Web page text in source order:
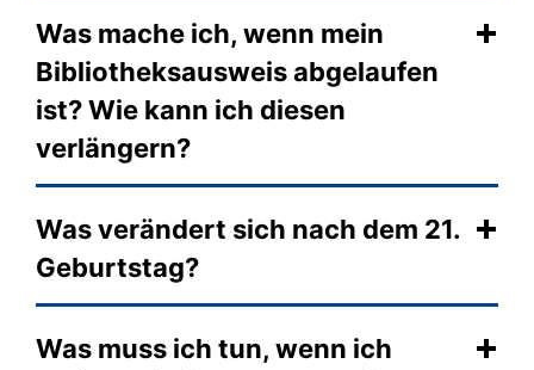
Was mache ich, wenn mein
Bibliotheksausweis abgelaufen
ist? Wie kann ich diesen
verlängern?
Was verändert sich nach dem 21.
Geburtstag?
Was muss ich tun, wenn ich